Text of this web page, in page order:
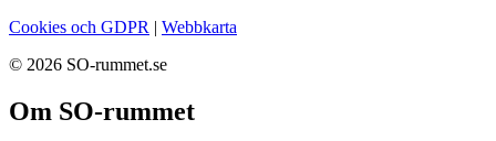
Cookies och GDPR | Webbkarta
© 2026 SO-rummet.se
Om SO-rummet